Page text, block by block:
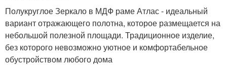
Полукруглое Зеркало в МДФ раме Атлас - идеальный
вариант отражающего полотна, которое размещается на
небольшой полезной площади. Традиционное изделие,
без которого невозможно уютное и комфортабельное
обустройством любого дома